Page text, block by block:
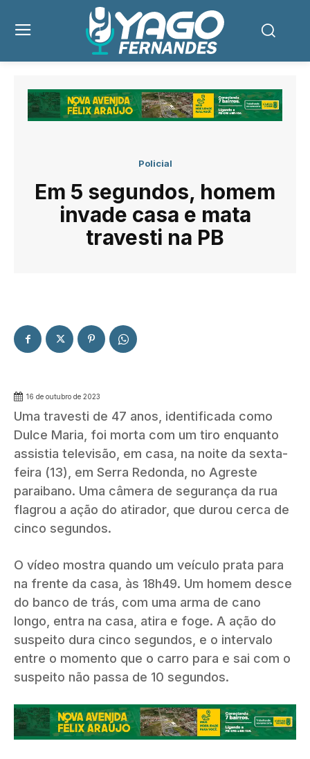
Policial
Em 5 segundos, homem
invade casa e mata
travesti na PB
16 de outubro de 2023
Uma travesti de 47 anos, identificada como
Dulce Maria, foi morta com um tiro enquanto
assistia televisão, em casa, na noite da sexta-
feira (13), em Serra Redonda, no Agreste
paraibano. Uma câmera de segurança da rua
flagrou a ação do atirador, que durou cerca de
cinco segundos.
O vídeo mostra quando um veículo prata para
na frente da casa, às 18h49. Um homem desce
do banco de trás, com uma arma de cano
longo, entra na casa, atira e foge. A ação do
suspeito dura cinco segundos, e o intervalo
entre o momento que o carro para e sai com o
suspeito não passa de 10 segundos.